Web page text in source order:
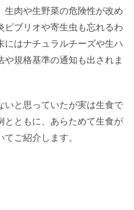
生肉や生野菜の危険性が改め
ビブリオや寄生虫も忘れるわ
にはナチュラルチーズや生ハ
や規格基準の通知も出されま
いと思っていたが実は生食で
とともに、あらためて生食が
ご紹介します。